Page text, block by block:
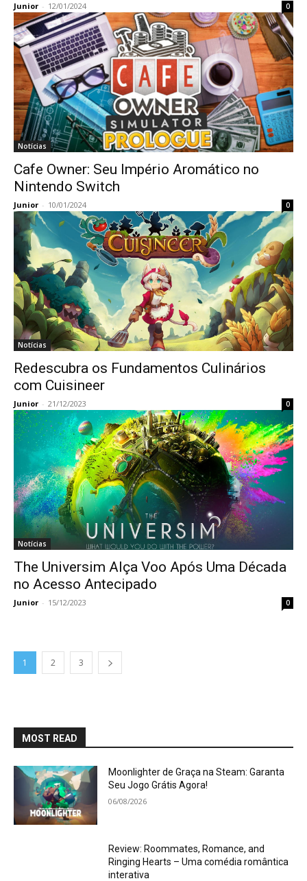
Junior - 12/01/2024 0
Notícias
Cafe Owner: Seu Império Aromático no
Nintendo Switch
Junior - 10/01/2024 0
Notícias
Redescubra os Fundamentos Culinários
com Cuisineer
Junior - 21/12/2023 0
Notícias
The Universim Alça Voo Após Uma Década
no Acesso Antecipado
Junior - 15/12/2023 0
1 2 3
MOST READ
Moonlighter de Graça na Steam: Garanta
Seu Jogo Grátis Agora!
06/08/2026
Review: Roommates, Romance, and
Ringing Hearts – Uma comédia romântica
interativa